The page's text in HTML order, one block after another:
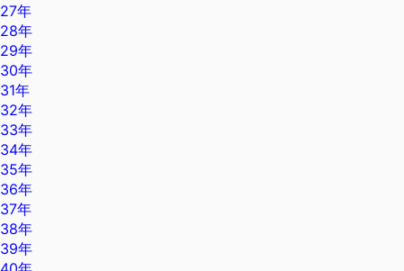
27年
28年
29年
30年
31年
32年
33年
34年
35年
36年
37年
38年
39年